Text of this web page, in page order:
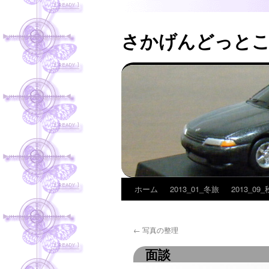
さかげんどっと
テ
ン
ホーム 2013_01_冬旅 2013_09_
← 写真の整理
面談